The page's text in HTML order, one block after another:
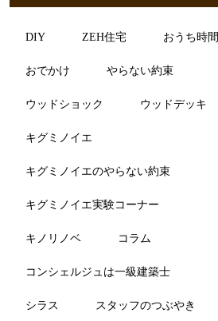
DIY ZEH住宅 おうち時間
おでかけ やらない約束
ウッドショック ウッドデッキ
キグミノイエ
キグミノイエのやらない約束
キグミノイエ実験コーナー
キノリノベ コラム
コンシェルジュは一級建築士
シラス スタッフのつぶやき